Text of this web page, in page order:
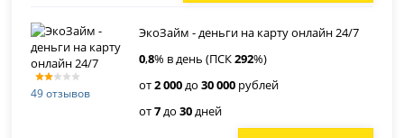
49 отзывов
ЭкоЗайм - деньги на карту онлайн 24/7
0,8% в день (ПСК292%)
от2 000до30 000 рублей
от7до30дней